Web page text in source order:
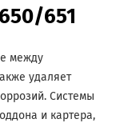
651
между
удаляет
Системы
и картера,